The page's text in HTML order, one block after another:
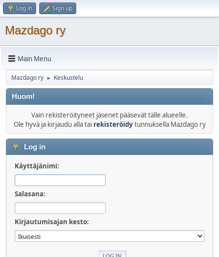
Log in Sign up
Mazdago ry
Main Menu
Mazdago ry ► Keskustelu
Huom!
Vain rekisteröityneet jäsenet pääsevät tälle alueelle.
Ole hyvä ja kirjaudu alla tai rekisteröidytunnuksella Mazdago ry
Log in
Käyttäjänimi:
Salasana:
Kirjautumisajan kesto: